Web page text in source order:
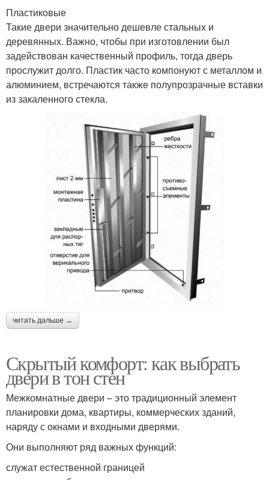
Пластиковые
Такие двери значительно дешевле стальных и
деревянных. Важно, чтобы при изготовлении был
задействован качественный профиль, тогда дверь
прослужит долго. Пластик часто компонуют с металлом и
алюминием, встречаются также полупрозрачные вставки
из закаленного стекла.
читать дальше →
Скрытый комфорт: как выбрать
двери в тон стен
Межкомнатные двери – это традиционный элемент
планировки дома, квартиры, коммерческих зданий,
наряду с окнами и входными дверями.
Они выполняют ряд важных функций:
служат естественной границей